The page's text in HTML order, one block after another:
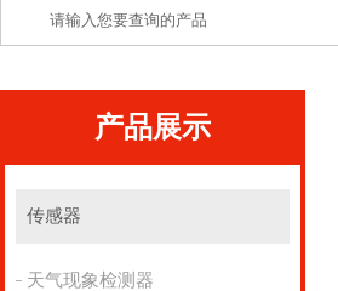
产品展示
传感器
天气现象检测器